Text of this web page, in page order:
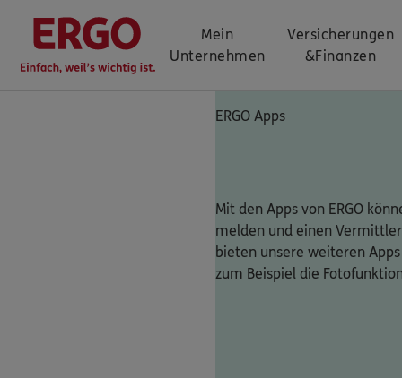
Mein
Unternehmen
Versicherungen
&Finanzen
ERGO Apps
Mit den Apps von ERGO
melden und einen
bieten unsere weiteren
zum Beispiel die